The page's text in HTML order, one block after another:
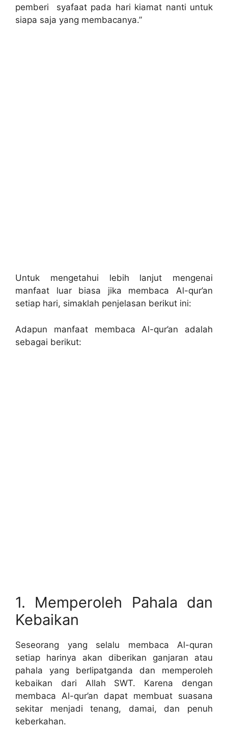
pemberi syafaat pada hari kiamat nanti untuk
siapa saja yang membacanya.”
Untuk mengetahui lebih lanjut mengenai
manfaat luar biasa jika membaca Al-qur’an
setiap hari, simaklah penjelasan berikut ini:
Adapun manfaat membaca Al-qur’an adalah
sebagai berikut:
1. Memperoleh Pahala dan
Kebaikan
Seseorang yang selalu membaca Al-quran
setiap harinya akan diberikan ganjaran atau
pahala yang berlipatganda dan memperoleh
kebaikan dari Allah SWT. Karena dengan
membaca Al-qur’an dapat membuat suasana
sekitar menjadi tenang, damai, dan penuh
keberkahan.